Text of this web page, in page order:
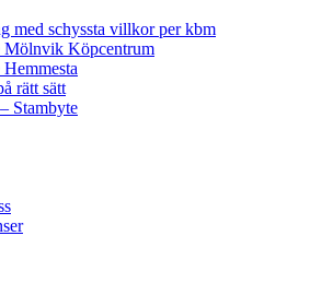
med schyssta villkor per kbm
Mölnvik Köpcentrum
rätt sätt
Stambyte